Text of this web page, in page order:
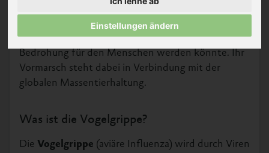
Einstellungen ändern
und domestizierte Vögel, befällt aber inzwischen
auch Säugetiere. Expert:innen warnen davor, dass
die Krankheit auch zu einer ernsthaften
Bedrohung für den Menschen werden könnte. Ihr
Vormarsch steht dabei in Verbindung mit der
globalen Massentierhaltung.
Was ist die Vogelgrippe?
Die Vogelgrippe (aviäre Influenza) wird durch Viren